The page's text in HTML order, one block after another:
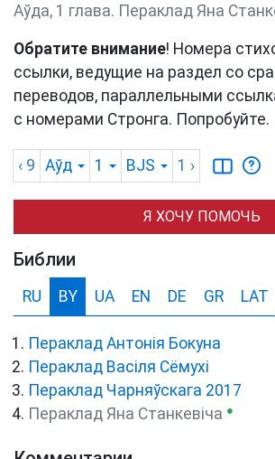
Аўда, 1 глава. Пераклад Яна
Обратите внимание! Номера
ссылки, ведущие на раздел со
переводов, параллельными
с номерами Стронга. Попробуйте.
‹ 9 Аўд 1 BJS 1 ›
Я ХОЧУ ПОМОЧЬ
Библии
RU BY UA EN DE GR LAT
Пераклад Антонія Бокуна
Пераклад Васіля Сёмухі
Пераклад Чарняўскага 2017
Пераклад Яна Станкевіча ●